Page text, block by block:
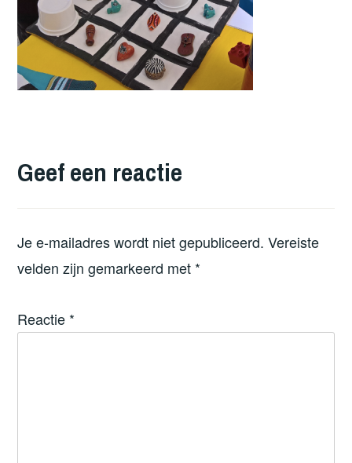
Geef een reactie
Je e-mailadres wordt niet gepubliceerd. Vereiste
velden zijn gemarkeerd met *
Reactie *